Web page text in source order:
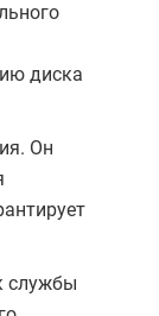
диска
Он
службы